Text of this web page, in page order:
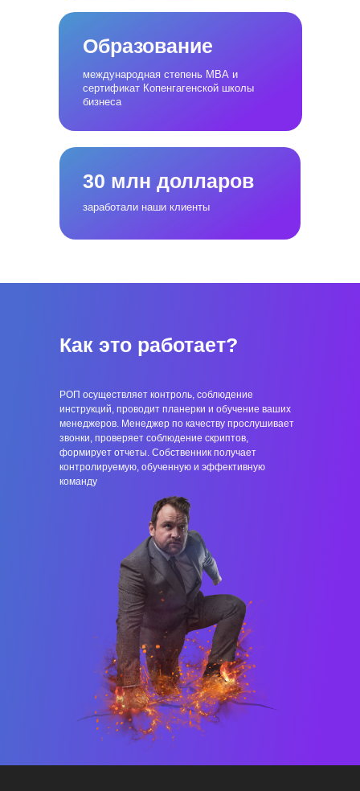
международная степень МВА и
сертификат Копенгагенской школы
бизнеса
Образование
30 млн долларов
заработали наши клиенты
Как это работает?
РОП осуществляет контроль, соблюдение
инструкций, проводит планерки и обучение ваших
менеджеров. Менеджер по качеству прослушивает
звонки, проверяет соблюдение скриптов,
формирует отчеты. Собственник получает
контролируемую, обученную и эффективную
команду